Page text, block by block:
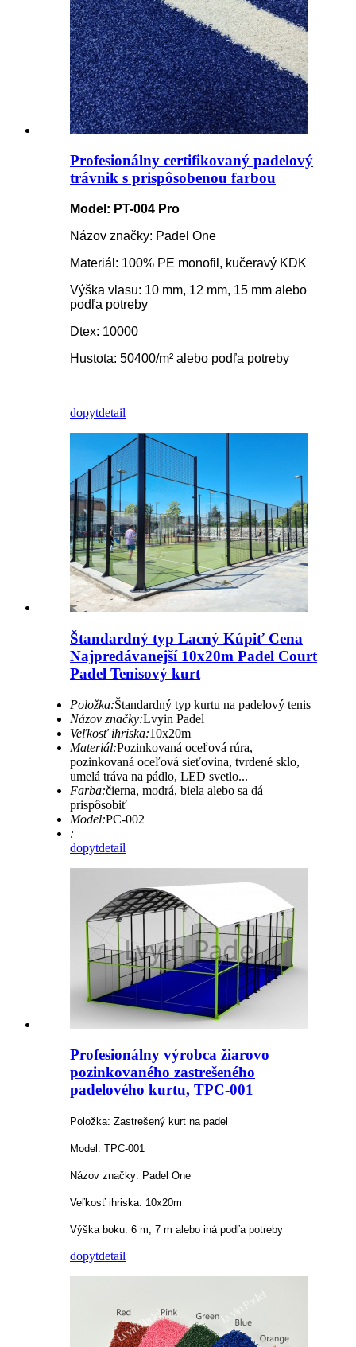
Profesionálny certifikovaný padelový
trávnik s prispôsobenou farbou
Model: PT-004 Pro
Názov značky: Padel One
Materiál: 100% PE monofil, kučeravý KDK
Výška vlasu: 10 mm, 12 mm, 15 mm alebo
podľa potreby
Dtex: 10000
Hustota: 50400/m² alebo podľa potreby
dopytdetail
Štandardný typ Lacný Kúpiť Cena
Najpredávanejší 10x20m Padel Court
Padel Tenisový kurt
Položka:Štandardný typ kurtu na padelový tenis
Názov značky:Lvyin Padel
Veľkosť ihriska:10x20m
Materiál:Pozinkovaná oceľová rúra,
pozinkovaná oceľová sieťovina, tvrdené sklo,
umelá tráva na pádlo, LED svetlo...
Farba:čierna, modrá, biela alebo sa dá
prispôsobiť
Model:PC-002
:
dopytdetail
Profesionálny výrobca žiarovo
pozinkovaného zastrešeného
padelového kurtu, TPC-001
Položka: Zastrešený kurt na padel
Model: TPC-001
Názov značky: Padel One
Veľkosť ihriska: 10x20m
Výška boku: 6 m, 7 m alebo iná podľa potreby
dopytdetail